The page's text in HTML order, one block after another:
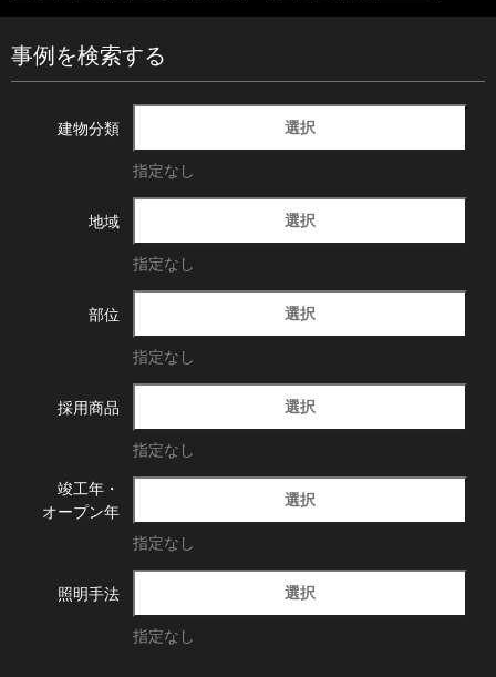
事例を検索する
建物分類 選択
指定なし
地域 選択
指定なし
部位 選択
指定なし
採用商品 選択
指定なし
竣工年・
オープン年
選択
指定なし
照明手法 選択
指定なし